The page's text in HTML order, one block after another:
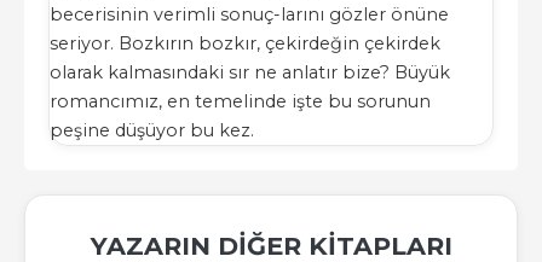
becerisinin verimli sonuç-larını gözler önüne
seriyor. Bozkırın bozkır, çekirdeğin çekirdek
olarak kalmasındaki sır ne anlatır bize? Büyük
romancımız, en temelinde işte bu sorunun
peşine düşüyor bu kez.
YAZARIN DIĞER KITAPLARI